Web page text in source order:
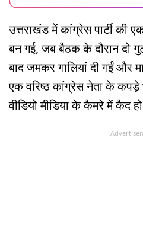
उत्तराखंड में कांग्रेस पार्टी
बन गई, जब बैठक के दौरान दो
बाद जमकर गालियां दी गईं और
एक वरिष्ठ कांग्रेस नेता के कपड़े
वीडियो मीडिया के कैमरे में कैद